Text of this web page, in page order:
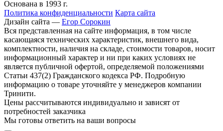
Основана в 1993 г.
Политика конфиденциальности Карта сайта
Дизайн сайта — Егор Сорокин
Вся представленная на сайте информация, в том числе
касающаяся технических характеристик, внешнего вида,
комплектности, наличия на складе, стоимости товаров, носит
информационный характер и ни при каких условиях не
является публичной офертой, определяемой положениями
Статьи 437(2) Гражданского кодекса РФ. Подробную
информацию о товаре уточняйте у менеджеров компании
Тринити.
Цены рассчитываются индивидуально и зависят от
потребностей заказчика
Мы готовы ответить на ваши вопросы